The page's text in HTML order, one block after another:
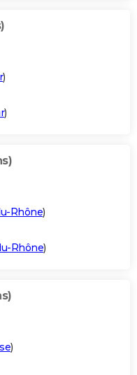
)
)
Rhône)
Rhône)
)